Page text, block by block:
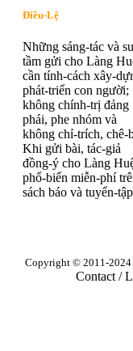
Điều-Lệ
Những sáng-tác và
tầm gửi cho Làng
cần tính-cách xây-
phát-triển con người;
không chính-trị đảng
phái, phe nhóm và
không chỉ-trích, chê-
Khi gửi bài, tác-giả
đồng-ý cho Làng
phổ-biến miễn-phí
sách báo và tuyển-
Copyright © 2011-2024
Contact /